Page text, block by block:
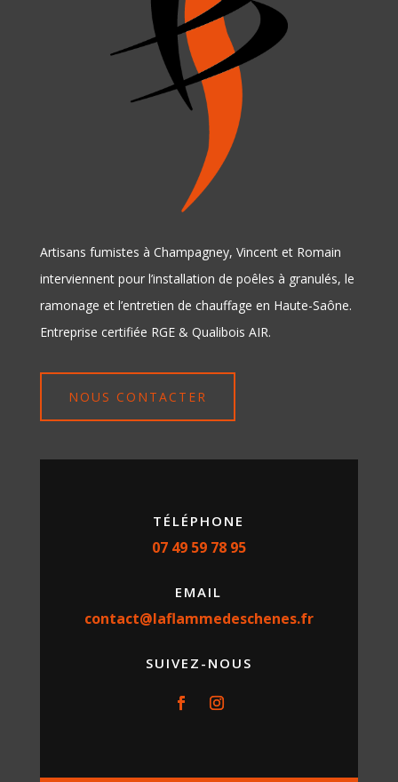
Artisans fumistes à Champagney, Vincent et Romain
interviennent pour l’installation de poêles à granulés, le
ramonage et l’entretien de chauffage en Haute-Saône.
Entreprise certifiée RGE & Qualibois AIR.
NOUS CONTACTER
TÉLÉPHONE
07 49 59 78 95
EMAIL
contact@laflammedeschenes.fr
SUIVEZ-NOUS